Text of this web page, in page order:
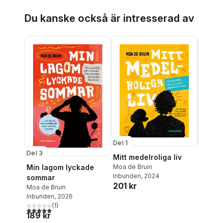
Du kanske också är intresserad av
Del 3
Min lagom lyckade
sommar
Moa de Bruin
Inbunden, 2026
5,0utav 5 stjärnor. Totalt antal röster:
(1)
189 kr
Del 1
Mitt medelroliga liv
Moa de Bruin
Inbunden, 2024
201 kr